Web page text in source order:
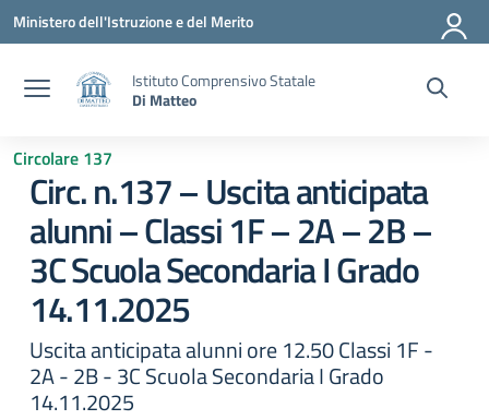
Vai ai contenuti
Vai al menu di navigazione
Vai al footer
Ministero dell'Istruzione e del Merito
Istituto Comprensivo Statale
Di Matteo
Circolare 137
Circ. n.137 – Uscita anticipata
alunni – Classi 1F – 2A – 2B –
3C Scuola Secondaria I Grado
14.11.2025
Uscita anticipata alunni ore 12.50 Classi 1F -
2A - 2B - 3C Scuola Secondaria I Grado
14.11.2025